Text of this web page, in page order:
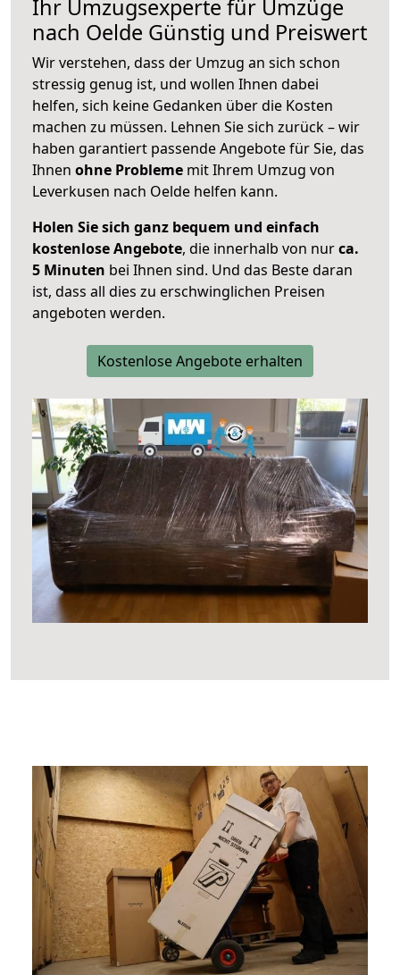
Ihr Umzugsexperte für Umzüge
nach Oelde Günstig und Preiswert
Wir verstehen, dass der Umzug an sich schon
stressig genug ist, und wollen Ihnen dabei
helfen, sich keine Gedanken über die Kosten
machen zu müssen. Lehnen Sie sich zurück – wir
haben garantiert passende Angebote für Sie, das
Ihnen ohne Probleme mit Ihrem Umzug von
Leverkusen nach Oelde helfen kann.
Holen Sie sich ganz bequem und einfach
kostenlose Angebote, die innerhalb von nurca.
5 Minuten bei Ihnen sind. Und das Beste daran
ist, dass all dies zu erschwinglichen Preisen
angeboten werden.
Kostenlose Angebote erhalten